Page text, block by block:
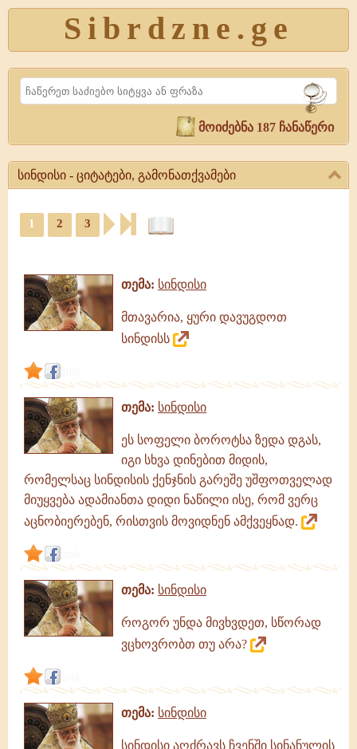
Sibrdzne.ge
Search
მოიძებნა 187 ჩანაწერი
სინდისი - ციტატები, გამონათქვამები
ციტატები,
გამონათქვამები,
ციტატები
გამონათქვამები
1 2 3
თემა: სინდისი
მთავარია, ყური დავუგდოთ
სინდისს
თემა: სინდისი
ეს სოფელი ბოროტსა ზედა დგას,
იგი სხვა დინებით მიდის,
რომელსაც სინდისის ქენჯნის გარეშე უშფოთველად
მიუყვება ადამიანთა დიდი ნაწილი ისე, რომ ვერც
აცნობიერებენ, რისთვის მოვიდნენ ამქვეყნად.
თემა: სინდისი
როგორ უნდა მივხვდეთ, სწორად
ვცხოვრობთ თუ არა?
თემა: სინდისი
სინდისი აღძრავს ჩვენში სინანულის